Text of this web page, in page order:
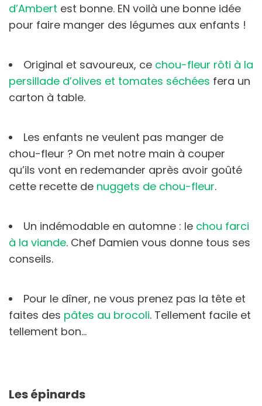
d’Ambert est bonne. EN voilà une bonne idée
pour faire manger des légumes aux enfants !
Original et savoureux, ce chou-fleur rôti à la
persillade d’olives et tomates séchées fera un
carton à table.
Les enfants ne veulent pas manger de
chou-fleur ? On met notre main à couper
qu’ils vont en redemander après avoir goûté
cette recette de nuggets de chou-fleur.
Un indémodable en automne : le chou farci
à la viande. Chef Damien vous donne tous ses
conseils.
Pour le dîner, ne vous prenez pas la tête et
faites des pâtes au brocoli. Tellement facile et
tellement bon…
Les épinards